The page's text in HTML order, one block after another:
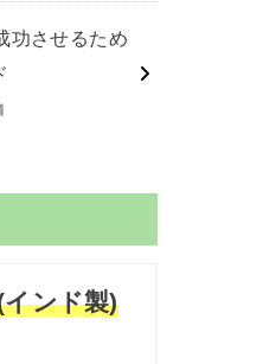
功させるため
ンド製)